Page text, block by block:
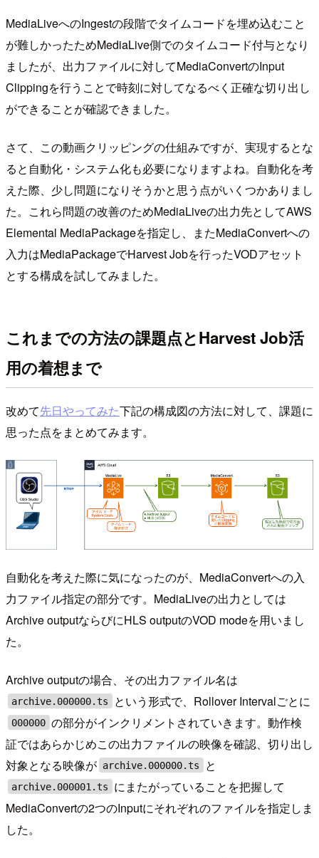
MediaLiveへのIngestの段階でタイムコードを埋め込むこと
が難しかったためMediaLive側でのタイムコード付与となり
ましたが、出力ファイルに対してMediaConvertのInput
Clippingを行うことで時刻に対してなるべく正確な切り出し
ができることが確認できました。
さて、この動画クリッピングの仕組みですが、実現するとな
ると自動化・システム化も必要になりますよね。自動化を考
えた際、少し問題になりそうかと思う点がいくつかありまし
た。これら問題の改善のためMediaLiveの出力先としてAWS
Elemental MediaPackageを指定し、またMediaConvertへの
入力はMediaPackageでHarvest Jobを行ったVODアセット
とする構成を試してみました。
これまでの方法の課題点とHarvest Job活
用の着想まで
改めて先日やってみた下記の構成図の方法に対して、課題に
思った点をまとめてみます。
自動化を考えた際に気になったのが、MediaConvertへの入
力ファイル指定の部分です。MediaLiveの出力としては
Archive outputならびにHLS outputのVOD modeを用いまし
た。
Archive outputの場合、その出力ファイル名は
archive.000000.ts という形式で、Rollover Intervalごとに
000000 の部分がインクリメントされていきます。動作検
証ではあらかじめこの出力ファイルの映像を確認、切り出し
対象となる映像が archive.000000.ts と
archive.000001.ts
にまたがっていることを把握して
MediaConvertの2つのInputにそれぞれのファイルを指定しま
した。